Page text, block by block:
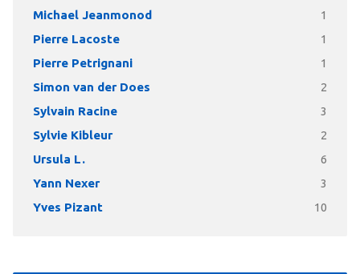
Michael Jeanmonod 1
Pierre Lacoste 1
Pierre Petrignani 1
Simon van der Does 2
Sylvain Racine 3
Sylvie Kibleur 2
Ursula L. 6
Yann Nexer 3
Yves Pizant 10